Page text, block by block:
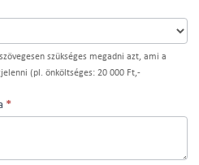
szükséges megadni azt, ami a
(pl. önköltséges: 20 000 Ft,-
*